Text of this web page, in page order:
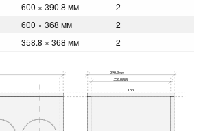
600 × 390.8 мм
2
600 × 368 мм
2
358.8 × 368 мм 2
390.8мм
358.8мм
Top